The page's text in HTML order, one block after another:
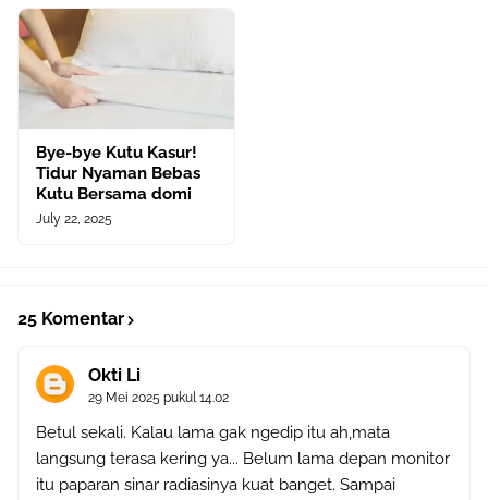
Bye-bye Kutu Kasur!
Tidur Nyaman Bebas
Kutu Bersama domi
July 22, 2025
25 Komentar
Okti Li
29 Mei 2025 pukul 14.02
Betul sekali. Kalau lama gak ngedip itu ah,mata
langsung terasa kering ya... Belum lama depan monitor
itu paparan sinar radiasinya kuat banget. Sampai